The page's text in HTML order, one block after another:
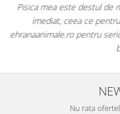
comod să pot comanda
dintr-un singur loc.
originale și în termen.
pentru
Nu rata